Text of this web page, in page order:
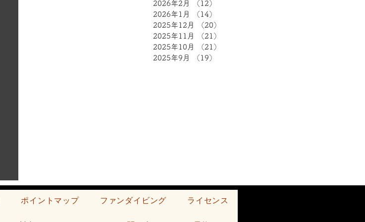
2026年2月
（12）
2026年1月
（14）
2025年12月
（20）
2025年11月
（21）
2025年10月
（21）
2025年9月
（19）
ポイントマップ ファンダイビング ライセンス